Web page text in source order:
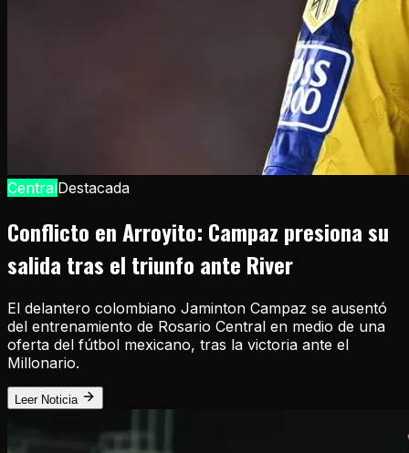
CentralDestacada
Conflicto en Arroyito: Campaz presiona su
salida tras el triunfo ante River
El delantero colombiano Jaminton Campaz se ausentó
del entrenamiento de Rosario Central en medio de una
oferta del fútbol mexicano, tras la victoria ante el
Millonario.
Leer Noticia